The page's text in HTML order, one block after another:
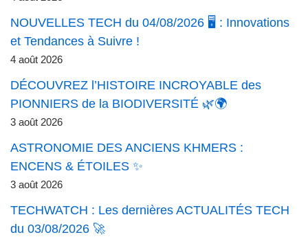
NOUVELLES TECH du 04/08/2026 🖥️ : Innovations
et Tendances à Suivre !
4 août 2026
DÉCOUVREZ l’HISTOIRE INCROYABLE des
PIONNIERS de la BIODIVERSITÉ 🌿🌍
3 août 2026
ASTRONOMIE DES ANCIENS KHMERS :
ENCENS & ÉTOILES ✨
3 août 2026
TECHWATCH : Les dernières ACTUALITÉS TECH
du 03/08/2026 🚀